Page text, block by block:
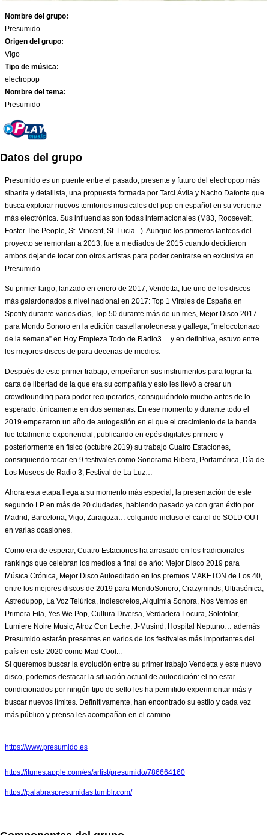
Nombre del grupo:
Presumido
Origen del grupo:
Vigo
Tipo de música:
electropop
Nombre del tema:
Presumido
Datos del grupo
Presumido es un puente entre el pasado, presente y futuro del electropop más
sibarita y detallista, una propuesta formada por Tarci Ávila y Nacho Dafonte que
busca explorar nuevos territorios musicales del pop en español en su vertiente
más electrónica. Sus influencias son todas internacionales (M83, Roosevelt,
Foster The People, St. Vincent, St. Lucia...). Aunque los primeros tanteos del
proyecto se remontan a 2013, fue a mediados de 2015 cuando decidieron
ambos dejar de tocar con otros artistas para poder centrarse en exclusiva en
Presumido..
Su primer largo, lanzado en enero de 2017, Vendetta, fue uno de los discos
más galardonados a nivel nacional en 2017: Top 1 Virales de España en
Spotify durante varios días, Top 50 durante más de un mes, Mejor Disco 2017
para Mondo Sonoro en la edición castellanoleonesa y gallega, “melocotonazo
de la semana” en Hoy Empieza Todo de Radio3… y en definitiva, estuvo entre
los mejores discos de para decenas de medios.
Después de este primer trabajo, empeñaron sus instrumentos para lograr la
carta de libertad de la que era su compañía y esto les llevó a crear un
crowdfounding para poder recuperarlos, consiguiéndolo mucho antes de lo
esperado: únicamente en dos semanas. En ese momento y durante todo el
2019 empezaron un año de autogestión en el que el crecimiento de la banda
fue totalmente exponencial, publicando en epés digitales primero y
posteriormente en físico (octubre 2019) su trabajo Cuatro Estaciones,
consiguiendo tocar en 9 festivales como Sonorama Ribera, Portamérica, Día de
Los Museos de Radio 3, Festival de La Luz…
Ahora esta etapa llega a su momento más especial, la presentación de este
segundo LP en más de 20 ciudades, habiendo pasado ya con gran éxito por
Madrid, Barcelona, Vigo, Zaragoza… colgando incluso el cartel de SOLD OUT
en varias ocasiones.
Como era de esperar, Cuatro Estaciones ha arrasado en los tradicionales
rankings que celebran los medios a final de año: Mejor Disco 2019 para
Música Crónica, Mejor Disco Autoeditado en los premios MAKETON de Los 40,
entre los mejores discos de 2019 para MondoSonoro, Crazyminds, Ultrasónica,
Astredupop, La Voz Telúrica, Indiescretos, Alquimia Sonora, Nos Vemos en
Primera Fila, Yes We Pop, Cultura Diversa, Verdadera Locura, Solofolar,
Lumiere Noire Music, Atroz Con Leche, J-Musind, Hospital Neptuno… además
Presumido estarán presentes en varios de los festivales más importantes del
país en este 2020 como Mad Cool...
Si queremos buscar la evolución entre su primer trabajo Vendetta y este nuevo
disco, podemos destacar la situación actual de autoedición: el no estar
condicionados por ningún tipo de sello les ha permitido experimentar más y
buscar nuevos límites. Definitivamente, han encontrado su estilo y cada vez
más público y prensa les acompañan en el camino.
https://www.presumido.es
https://itunes.apple.com/es/artist/presumido/786664160
https://palabraspresumidas.tumblr.com/